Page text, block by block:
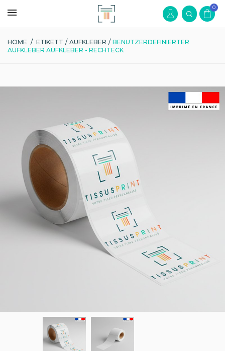
0
HOME / ETIKETT / AUFKLEBER / BENUTZERDEFINIERTER
AUFKLEBER AUFKLEBER - RECHTECK